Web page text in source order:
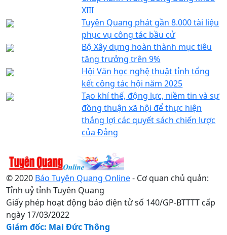
XIII
Tuyên Quang phát gần 8.000 tài liệu
phục vụ công tác bầu cử
Bộ Xây dựng hoàn thành mục tiêu
tăng trưởng trên 9%
Hội Văn học nghệ thuật tỉnh tổng
kết công tác hội năm 2025
Tạo khí thế, động lực, niềm tin và sự
đồng thuận xã hội để thực hiện
thắng lợi các quyết sách chiến lược
của Đảng
© 2020 Báo Tuyên Quang Online- Cơ quan chủ quản:
Tỉnh uỷ tỉnh Tuyên Quang
Giấy phép hoạt động báo điện tử số 140/GP-BTTTT cấp
ngày 17/03/2022
Giám đốc: Mai Đức Thông